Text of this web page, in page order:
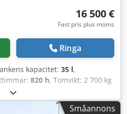
16 500 €
Fast pris plus moms
Ringa
kapacitet: 35 l,
820 h, Tomvikt: 2 700 kg
257 cm Chedpoy Iz A Aefx Aavja
Småannons